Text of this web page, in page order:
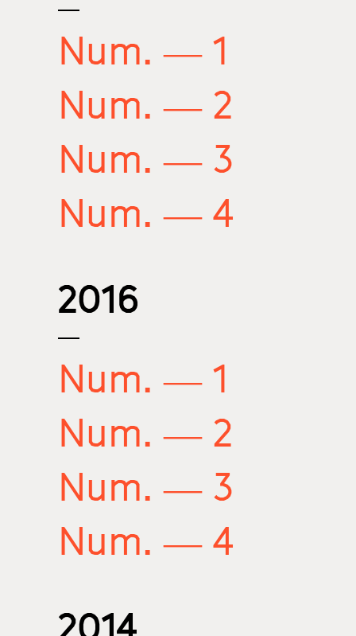
Num. — 1
Num. — 2
Num. — 3
Num. — 4
2016
Num. — 1
Num. — 2
Num. — 3
Num. — 4
2014